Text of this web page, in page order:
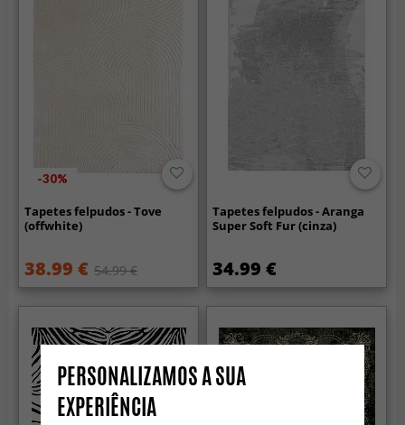
-30%
Tapetes felpudos - Tove
(offwhite)
38.99 € 54.99 €
Tapetes felpudos - Aranga
Super Soft Fur (cinza)
34.99 €
PERSONALIZAMOS A SUA
EXPERIÊNCIA